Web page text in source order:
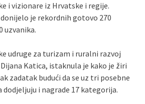
i vizionare iz Hrvatske i regije.
je rekordnih gotovo 270
uzvanika.
udruge za turizam i ruralni razvoj
Katica, istaknula je kako je žiri
zadatak budući da se uz tri posebne
dodjeljuju i nagrade 17 kategorija.